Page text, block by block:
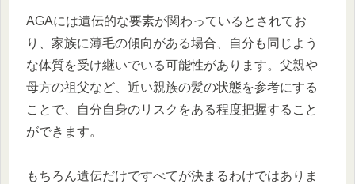
AGAには遺伝的な要素が関わっているとされてお
り、家族に薄毛の傾向がある場合、自分も同じよう
な体質を受け継いでいる可能性があります。父親や
母方の祖父など、近い親族の髪の状態を参考にする
ことで、自分自身のリスクをある程度把握すること
ができます。
もちろん遺伝だけですべてが決まるわけではありま